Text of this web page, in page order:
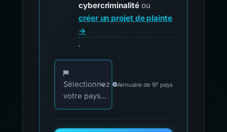
cybercriminalitéou
créer un projet de plainte
→
.
Choisissez votre pays pour les contacts
Sélectionnez
votre pays...
Annuaire de 97 pays